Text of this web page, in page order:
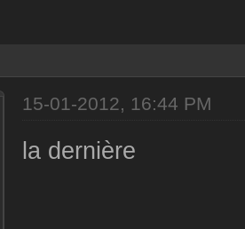
15-01-2012, 16:44 PM
la dernière